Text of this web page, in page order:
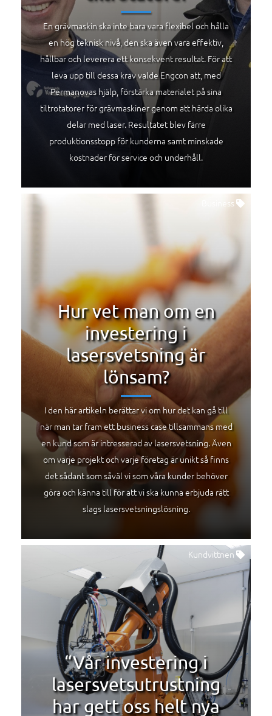
En grävmaskin ska inte bara vara flexibel och hålla
en hög teknisk nivå, den ska även vara effektiv,
hållbar och leverera ett konsekvent resultat. För att
leva upp till dessa krav valde Engcon att, med
Permanovas hjälp, förstärka materialet på sina
tiltrotatorer för grävmaskiner genom att härda olika
delar med laser. Resultatet blev färre
produktionsstopp för kunderna samt minskade
kostnader för service och underhåll.
Business
Hur vet man om en
investering i
lasersvetsning är
lönsam?
I den här artikeln berättar vi om hur det kan gå till
när man tar fram ett business case tillsammans med
en kund som är intresserad av lasersvetsning. Även
om varje projekt och varje företag är unikt så finns
det sådant som såväl vi som våra kunder behöver
göra och känna till för att vi ska kunna erbjuda rätt
slags lasersvetsningslösning.
Kundvittnen
“Vår investering i
lasersvetsutrustning
har gett oss helt nya